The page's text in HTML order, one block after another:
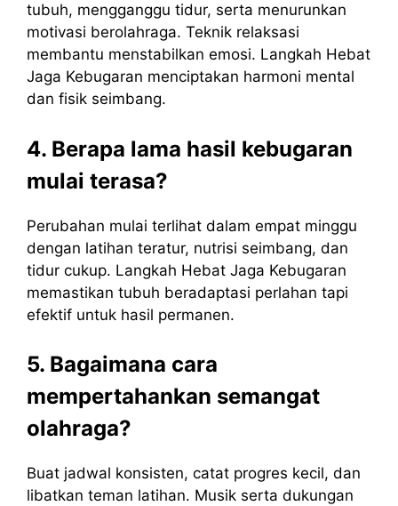
tubuh, mengganggu tidur, serta menurunkan
motivasi berolahraga. Teknik relaksasi
membantu menstabilkan emosi. Langkah Hebat
Jaga Kebugaran menciptakan harmoni mental
dan fisik seimbang.
4. Berapa lama hasil kebugaran
mulai terasa?
Perubahan mulai terlihat dalam empat minggu
dengan latihan teratur, nutrisi seimbang, dan
tidur cukup. Langkah Hebat Jaga Kebugaran
memastikan tubuh beradaptasi perlahan tapi
efektif untuk hasil permanen.
5. Bagaimana cara
mempertahankan semangat
olahraga?
Buat jadwal konsisten, catat progres kecil, dan
libatkan teman latihan. Musik serta dukungan